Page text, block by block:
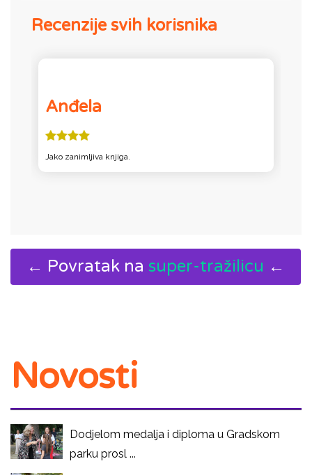
Recenzije svih korisnika
Anđela
Jako zanimljiva knjiga.
← Povratak na super-tražilicu ←
Novosti
Dodjelom medalja i diploma u Gradskom
parku prosl ...